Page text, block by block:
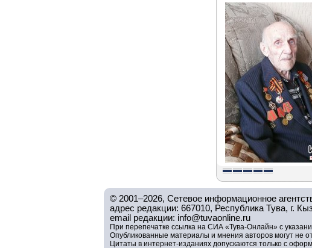
© 2001–2026, Сетевое информационное
адрес редакции: 667010, Республика Тува, г.
email редакции: info@tuvaonline.ru
При перепечатке ссылка на СИА «Тува-Онлайн» с
Опубликованные материалы и мнения авторов могут не
Цитаты в интернет-изданиях допускаются только с